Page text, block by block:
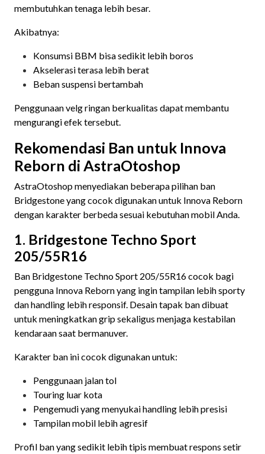
membutuhkan tenaga lebih besar.
Akibatnya:
Konsumsi BBM bisa sedikit lebih boros
Akselerasi terasa lebih berat
Beban suspensi bertambah
Penggunaan velg ringan berkualitas dapat membantu
mengurangi efek tersebut.
Rekomendasi Ban untuk Innova
Reborn di AstraOtoshop
AstraOtoshop menyediakan beberapa pilihan ban
Bridgestone yang cocok digunakan untuk Innova Reborn
dengan karakter berbeda sesuai kebutuhan mobil Anda.
1. Bridgestone Techno Sport
205/55R16
Ban Bridgestone Techno Sport 205/55R16 cocok bagi
pengguna Innova Reborn yang ingin tampilan lebih sporty
dan handling lebih responsif. Desain tapak ban dibuat
untuk meningkatkan grip sekaligus menjaga kestabilan
kendaraan saat bermanuver.
Karakter ban ini cocok digunakan untuk:
Penggunaan jalan tol
Touring luar kota
Pengemudi yang menyukai handling lebih presisi
Tampilan mobil lebih agresif
Profil ban yang sedikit lebih tipis membuat respons setir